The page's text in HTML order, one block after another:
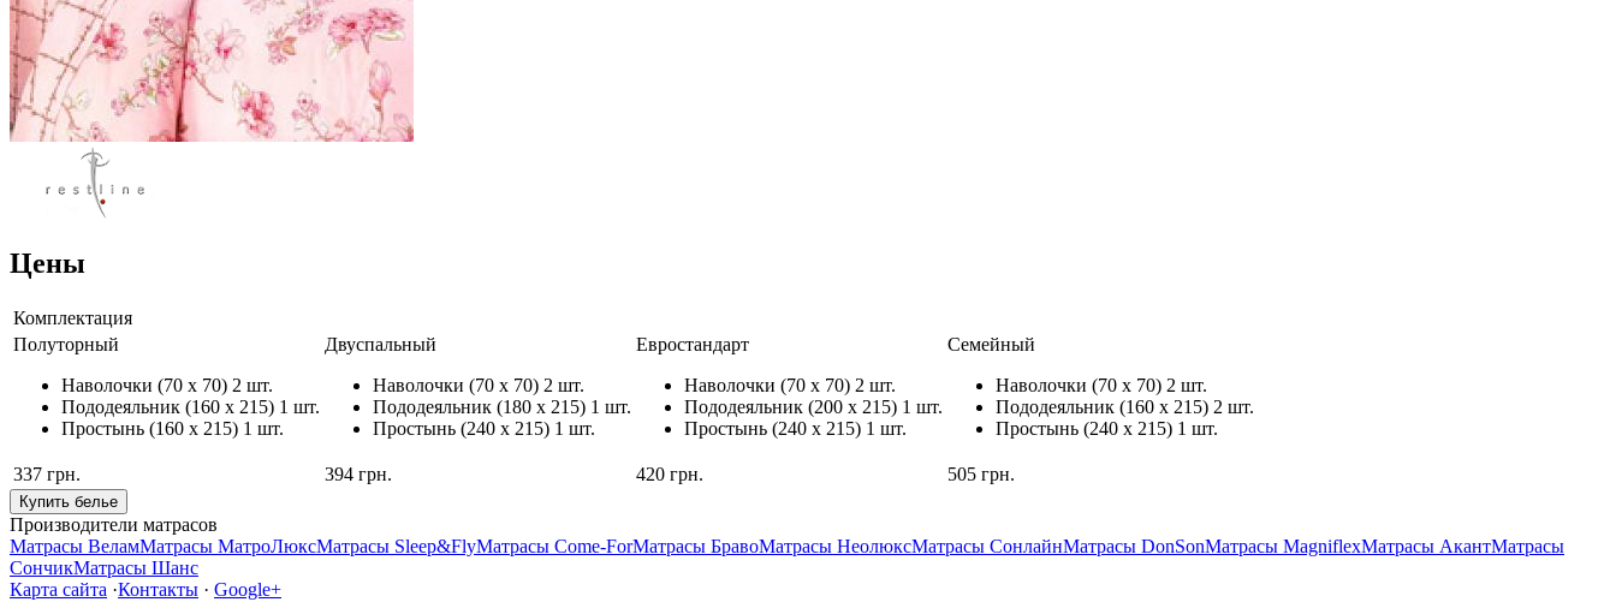
Цены
Комплектация
Полуторный
Наволочки (70 x 70) 2 шт.
Пододеяльник (160 x 215) 1 шт.
Простынь (160 x 215) 1 шт.
Двуспальный
Наволочки (70 x 70) 2 шт.
Пододеяльник (180 x 215) 1 шт.
Простынь (240 x 215) 1 шт.
Евростандарт
Наволочки (70 x 70) 2 шт.
Пододеяльник (200 x 215) 1 шт.
Простынь (240 x 215) 1 шт.
Семейный
Наволочки (70 x 70) 2 шт.
Пододеяльник (160 x 215) 2 шт.
Простынь (240 x 215) 1 шт.
337 грн. 394 грн. 420 грн. 505 грн.
Купить белье
Производители матрасов
Матрасы ВеламМатрасы МатроЛюксМатрасы Sleep&FlyМатрасы Come-ForМатрасы БравоМатрасы НеолюксМатрасы СонлайнМатрасы DonSonМатрасы MagniflexМатрасы АкантМатрасы
СончикМатрасы Шанс
Карта сайта ·Контакты · Google+